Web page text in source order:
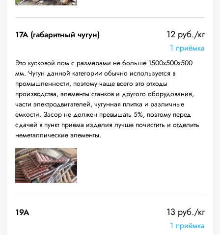
17А (габаритный чугун) 12 руб./кг
1 приёмка
Это кусковой лом с размерами не больше 1500х500х500
мм. Чугун данной категории обычно используется в
промышленности, поэтому чаще всего это отходы
производства, элементы станков и другого оборудования,
части электродвигателей, чугунная плитка и различные
емкости. Засор не должен превышать 5%, поэтому перед
сдачей в пункт приема изделия лучше почистить и отделить
неметаллические элементы.
19A 13 руб./кг
1 приёмка